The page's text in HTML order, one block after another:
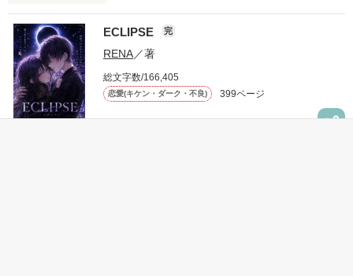
「好きだったから、別れを選んだ。」
モテる人を好きになるのが怖かった。
だから私は、中学時代に大好きだった彼を自分から振った。
もう会うことはないと思っていたのに、
ECLIPSE 完
RENA／著
総文字数/166,405
恋愛(キケン・ダーク・不良) 399ページ